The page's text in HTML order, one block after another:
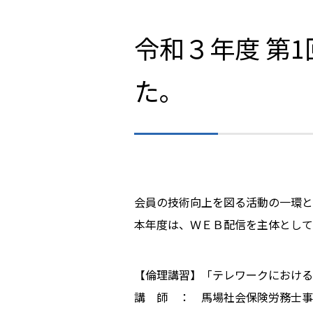
令和３年度 第
た。
会員の技術向上を図る活動の一環
本年度は、ＷＥＢ配信を主体とし
【倫理講習】「テレワークにおけ
講 師 ： 馬場社会保険労務士